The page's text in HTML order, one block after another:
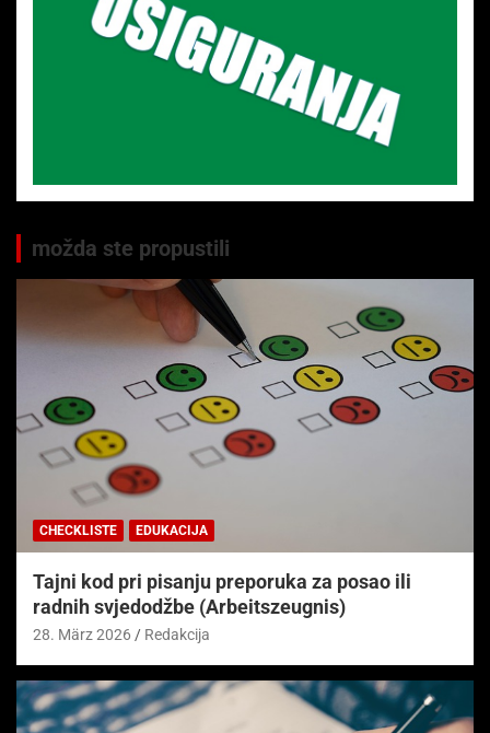
možda ste propustili
CHECKLISTE EDUKACIJA
Tajni kod pri pisanju preporuka za posao ili
radnih svjedodžbe (Arbeitszeugnis)
28. März 2026 Redakcija